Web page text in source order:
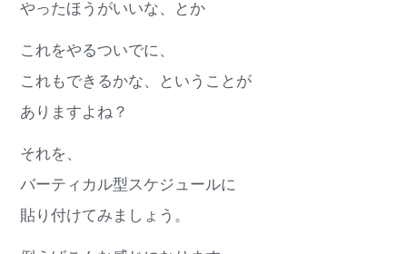
やったほうがいいな、とか
これをやるついでに、
これもできるかな、ということが
ありますよね？
それを、
バーティカル型スケジュールに
貼り付けてみましょう。